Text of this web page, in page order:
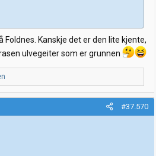
Foldnes. Kanskje det er den lite kjente,
ulvegeiter som er grunnen
#37.570